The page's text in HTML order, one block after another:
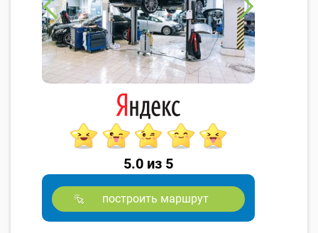
5.0 из 5
построить маршрут